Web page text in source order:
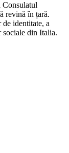
Consulatul
revină în țară.
identitate, a
sociale din Italia.